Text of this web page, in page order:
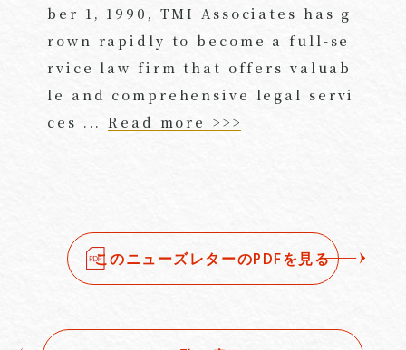
ber 1, 1990, TMI Associates has g
rown rapidly to become a full-se
rvice law firm that offers valuab
le and comprehensive legal servi
ces ...Read more >>>
このニューズレターのPDFを見る